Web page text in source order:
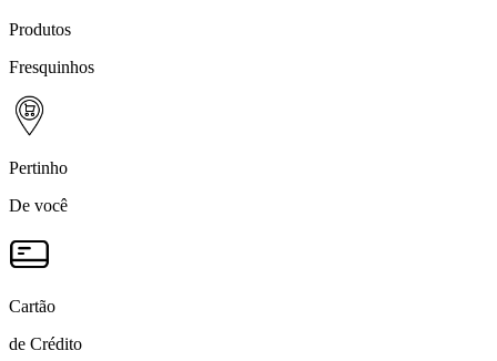
Produtos
Fresquinhos
Pertinho
De você
Cartão
de Crédito